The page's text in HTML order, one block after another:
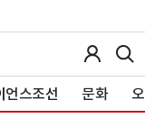
언스조선 문화